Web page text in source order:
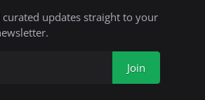
updates straight to your
Join